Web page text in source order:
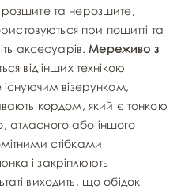
та нерозшите,
при пошитті та
аксесуарів. Мереживо з
від інших технікою
візерунком,
кордом, який є тонкою
або іншого
стібками
і закріплюють
виходить, що обідок